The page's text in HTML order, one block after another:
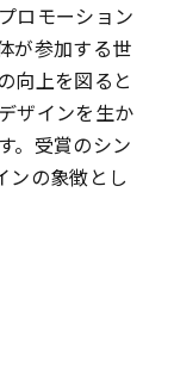
ロモーション
が参加する世
向上を図ると
ザインを生か
。受賞のシン
ンの象徴とし